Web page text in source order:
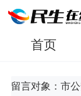
首页
留言对象：市